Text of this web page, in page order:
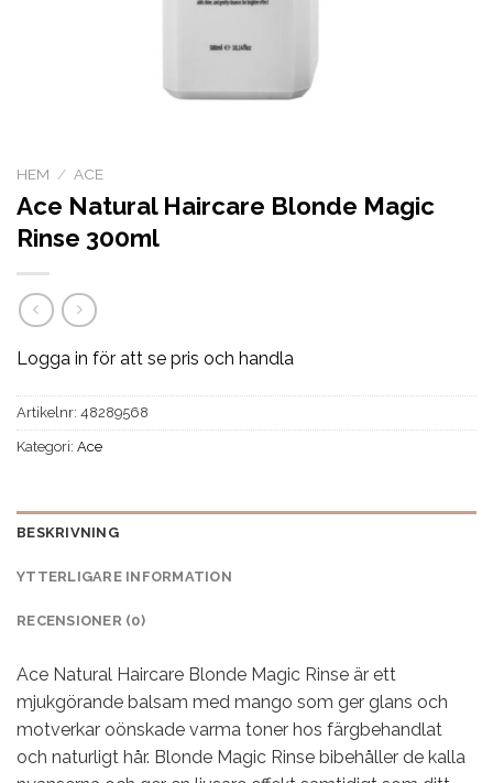
HEM / ACE
Ace Natural Haircare Blonde Magic
Rinse 300ml
Logga in för att se pris och handla
Artikelnr: 48289568
Kategori: Ace
BESKRIVNING
YTTERLIGARE INFORMATION
RECENSIONER (0)
Ace Natural Haircare Blonde Magic Rinse är ett
mjukgörande balsam med mango som ger glans och
motverkar oönskade varma toner hos färgbehandlat
och naturligt hår. Blonde Magic Rinse bibehåller de kalla